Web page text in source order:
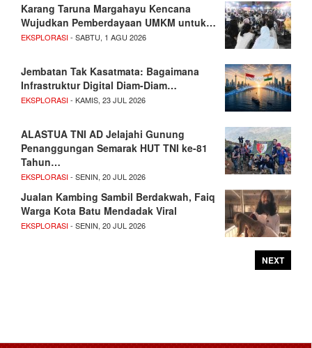
Karang Taruna Margahayu Kencana
Wujudkan Pemberdayaan UMKM untuk…
EKSPLORASI- SABTU, 1 AGU 2026
Jembatan Tak Kasatmata: Bagaimana
Infrastruktur Digital Diam-Diam…
EKSPLORASI- KAMIS, 23 JUL 2026
ALASTUA TNI AD Jelajahi Gunung
Penanggungan Semarak HUT TNI ke-81
Tahun…
EKSPLORASI- SENIN, 20 JUL 2026
Jualan Kambing Sambil Berdakwah, Faiq
Warga Kota Batu Mendadak Viral
EKSPLORASI- SENIN, 20 JUL 2026
NEXT